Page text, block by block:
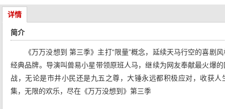
详情
简介
《万万没想到 第三季》主打“限量”概念，延续天马行空的喜剧
经典品牌。导演叫兽易小星带领原班人马，继续为网友奉献最火爆
战，无论是市井小民还是九五之尊，大锤永远都积极应对，收获人
集，无限的欢乐，尽在《万万没想到》第三季